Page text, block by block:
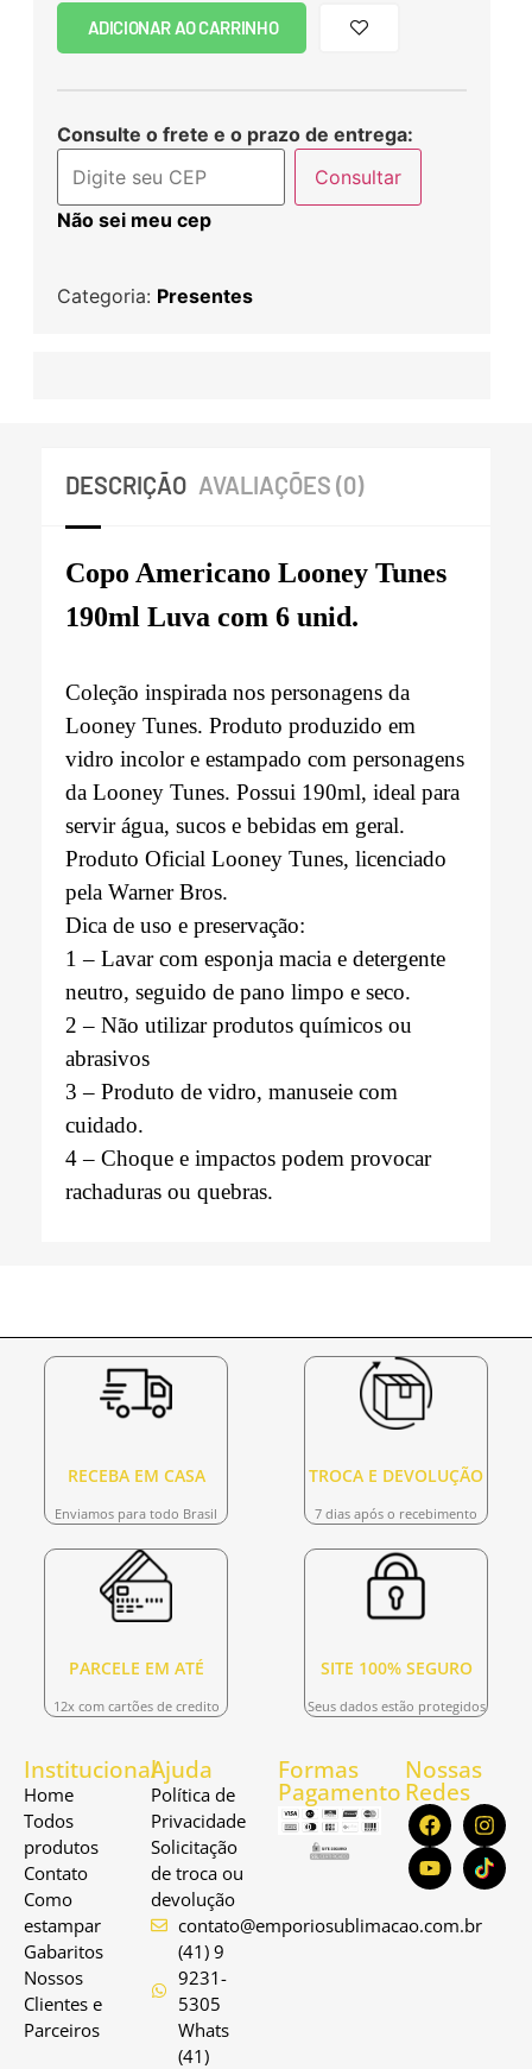
ADICIONAR AO CARRINHO
Consulte o frete e o prazo de entrega:
Consultar
Não sei meu cep
Categoria: Presentes
DESCRIÇÃO AVALIAÇÕES (0)
Copo Americano Looney Tunes
190ml Luva com 6 unid.
Coleção inspirada nos personagens da
Looney Tunes. Produto produzido em
vidro incolor e estampado com personagens
da Looney Tunes. Possui 190ml, ideal para
servir água, sucos e bebidas em geral.
Produto Oficial Looney Tunes, licenciado
pela Warner Bros.
Dica de uso e preservação:
1 – Lavar com esponja macia e detergente
neutro, seguido de pano limpo e seco.
2 – Não utilizar produtos químicos ou
abrasivos
3 – Produto de vidro, manuseie com
cuidado.
4 – Choque e impactos podem provocar
rachaduras ou quebras.
RECEBA EM CASA
Enviamos para todo Brasil
TROCA E DEVOLUÇÃO
7 dias após o recebimento
PARCELE EM ATÉ
12x com cartões de credito
SITE 100% SEGURO
Seus dados estão protegidos
Institucional
Home
Todos
produtos
Contato
Como
estampar
Gabaritos
Nossos
Clientes e
Parceiros
Ajuda
Política de
Privacidade
Solicitação
de troca ou
devolução
contato@emporiosublimacao.com.br
(41) 9
9231-
5305
Whats
(41)
Formas
Pagamento
Nossas
Redes